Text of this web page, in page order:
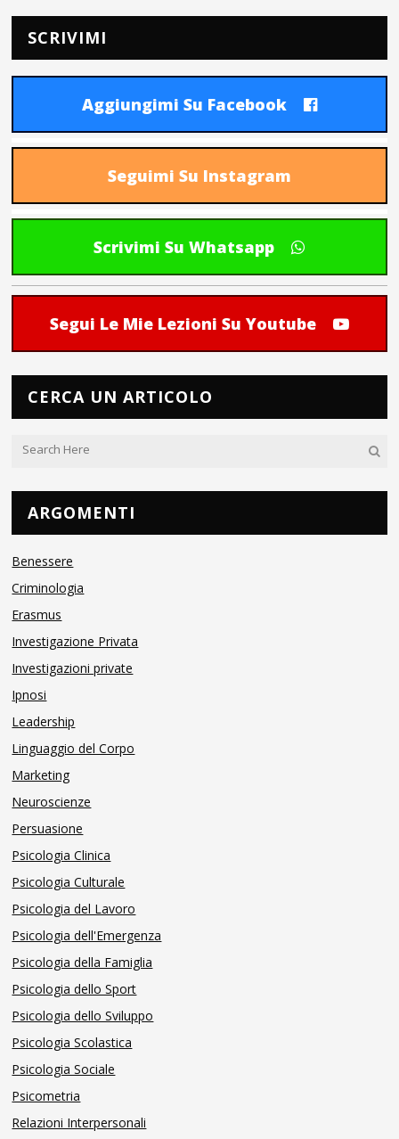
SCRIVIMI
Aggiungimi Su Facebook
Seguimi Su Instagram
Scrivimi Su Whatsapp
Segui Le Mie Lezioni Su Youtube
CERCA UN ARTICOLO
ARGOMENTI
Benessere
Criminologia
Erasmus
Investigazione Privata
Investigazioni private
Ipnosi
Leadership
Linguaggio del Corpo
Marketing
Neuroscienze
Persuasione
Psicologia Clinica
Psicologia Culturale
Psicologia del Lavoro
Psicologia dell'Emergenza
Psicologia della Famiglia
Psicologia dello Sport
Psicologia dello Sviluppo
Psicologia Scolastica
Psicologia Sociale
Psicometria
Relazioni Interpersonali